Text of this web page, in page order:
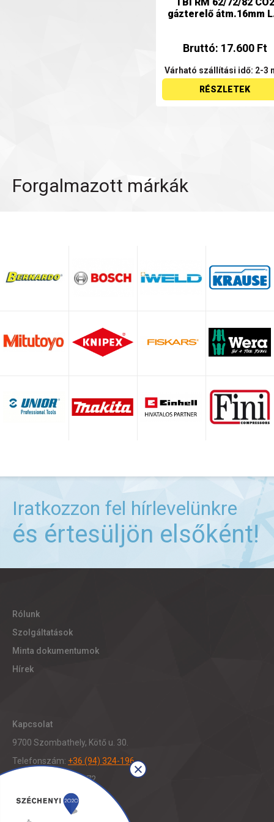
gázterelő átm.16mm
Bruttó: 17.600 Ft
Várható szállítási idő: 2-3
RÉSZLETEK
Forgalmazott márkák
Iratkozzon fel hírlevelünkre
és értesüljön elsőként!
Rólunk
Szolgáltatások
Minta dokumentumok
Hírek
Kapcsolat
9700 Szombathely, Kötő u. 30.
Telefonszám: +36 (94) 324-196
Fax: +36 (94) 321-472